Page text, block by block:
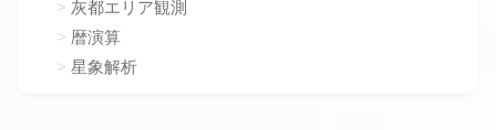
灰都エリア観測
暦演算
星象解析